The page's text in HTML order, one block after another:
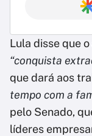
Lula disse que
“conquista
que dará aos
tempo com a
pelo Senado,
líderes